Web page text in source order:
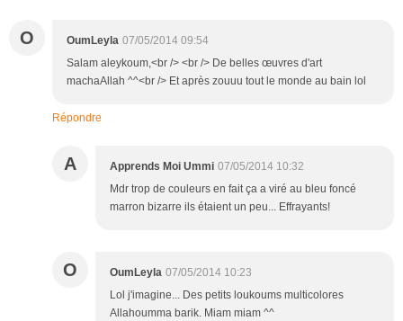
O OumLeyla 07/05/2014 09:54
Salam aleykoum,<br /> <br /> De belles œuvres d'art
machaAllah ^^<br /> Et après zouuu tout le monde au bain lol
Répondre
A Apprends Moi Ummi 07/05/2014 10:32
Mdr trop de couleurs en fait ça a viré au bleu foncé
marron bizarre ils étaient un peu... Effrayants!
O OumLeyla 07/05/2014 10:23
Lol j'imagine... Des petits loukoums multicolores
Allahoumma barik. Miam miam ^^